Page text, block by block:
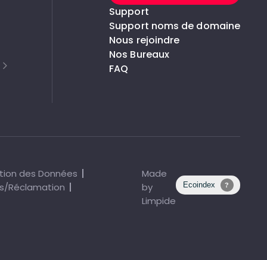
Support
Support noms de domaine
Nous rejoindre
Nos Bureaux
FAQ
des Données
Réclamation
Made
by
Limpide